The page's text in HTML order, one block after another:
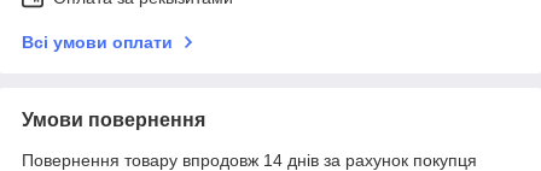
Всі умови оплати
Умови повернення
Повернення товару впродовж 14 днів за рахунок покупця